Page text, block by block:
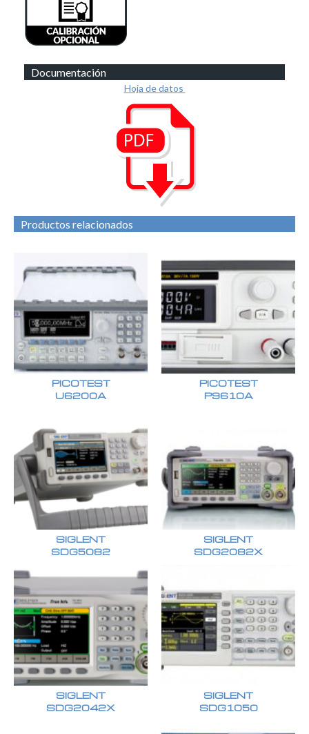
Documentación
Hoja de datos
Productos relacionados
PICOTEST
U6200A
PICOTEST
P9610A
SIGLENT
SDG5082
SIGLENT
SDG2082X
SIGLENT
SDG2042X
SIGLENT
SDG1050